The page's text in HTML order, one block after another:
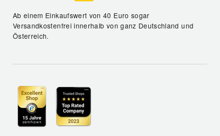
Ab einem Einkaufswert von 40 Euro sogar
Versandkostenfrei innerhalb von ganz Deutschland und
Österreich.